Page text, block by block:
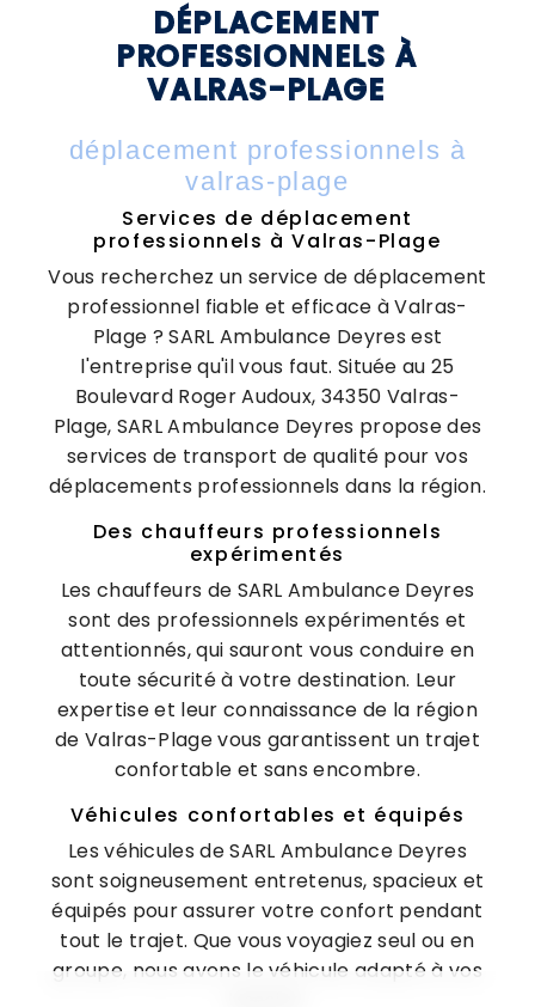
DÉPLACEMENT
PROFESSIONNELS À
VALRAS-PLAGE
déplacement professionnels à
valras-plage
Services de déplacement
professionnels à Valras-Plage
Vous recherchez un service de déplacement
professionnel fiable et efficace à Valras-
Plage ? SARL Ambulance Deyres est
l'entreprise qu'il vous faut. Située au 25
Boulevard Roger Audoux, 34350 Valras-
Plage, SARL Ambulance Deyres propose des
services de transport de qualité pour vos
déplacements professionnels dans la région.
Des chauffeurs professionnels
expérimentés
Les chauffeurs de SARL Ambulance Deyres
sont des professionnels expérimentés et
attentionnés, qui sauront vous conduire en
toute sécurité à votre destination. Leur
expertise et leur connaissance de la région
de Valras-Plage vous garantissent un trajet
confortable et sans encombre.
Véhicules confortables et équipés
Les véhicules de SARL Ambulance Deyres
sont soigneusement entretenus, spacieux et
équipés pour assurer votre confort pendant
tout le trajet. Que vous voyagiez seul ou en
groupe, nous avons le véhicule adapté à vos